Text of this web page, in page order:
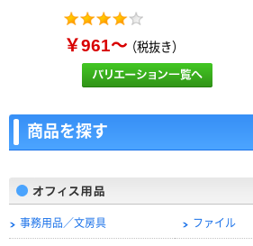
￥961～（税抜き）
商品を探す
事務用品／文房具 ファイル